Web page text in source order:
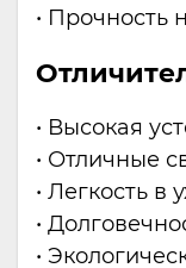
• Прочность
• Высокая
• Отличные
• Легкость в
•
•